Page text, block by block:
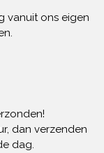
vanuit ons eigen
dan verzenden
dag.